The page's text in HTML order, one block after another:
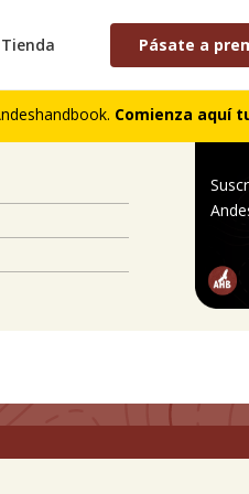
Tienda Pásate a
Comienza aquí